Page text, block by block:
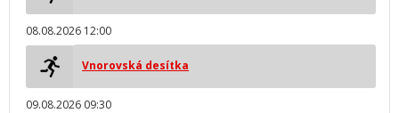
08.08.2026 12:00
Vnorovská desítka
09.08.2026 09:30